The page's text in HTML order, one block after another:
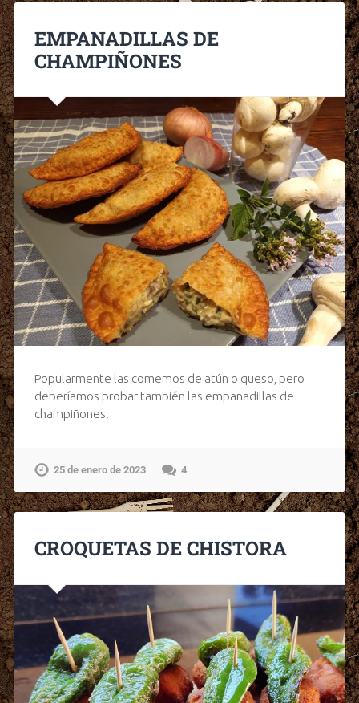
EMPANADILLAS DE
CHAMPIÑONES
Popularmente las comemos de atún o queso, pero
deberíamos probar también las empanadillas de
champiñones.
25 de enero de 2023 4
CROQUETAS DE CHISTORA